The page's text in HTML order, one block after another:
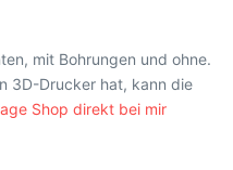
mit Bohrungen und ohne.
3D-Drucker hat, kann die
Shop direkt bei mir